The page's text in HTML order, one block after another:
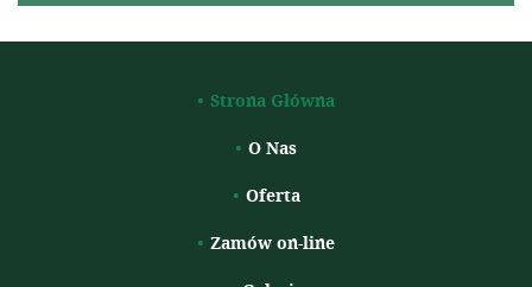
Strona Główna
O Nas
Oferta
Zamów on-line